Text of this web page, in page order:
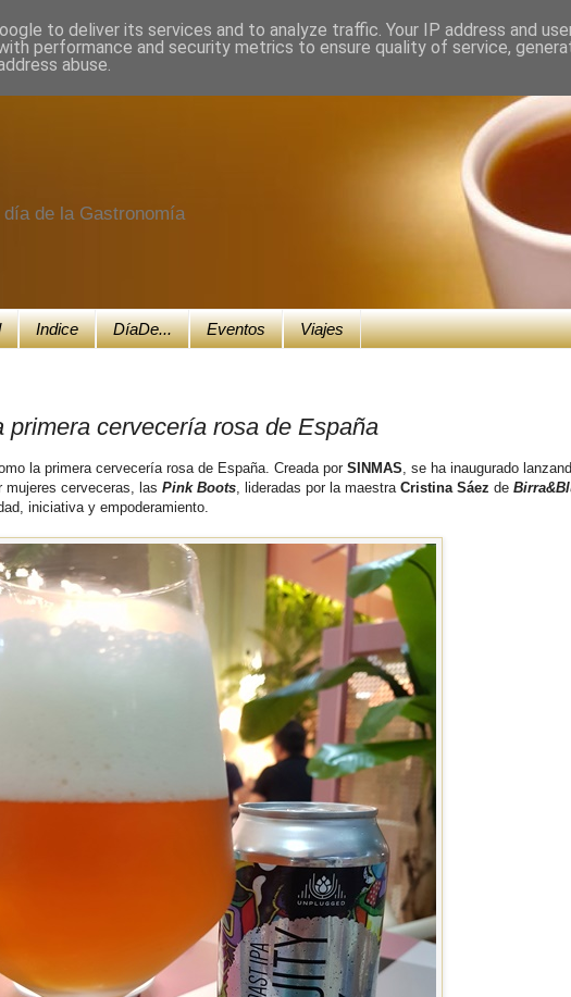
de la Gastronomía
Indice DíaDe... Eventos Viajes
cervecería rosa de España
la primera cervecería rosa de España. Creada por SINMAS , se ha inaugurado
mujeres cerveceras, las Pink Boots , lideradas por la maestra Cristina Sáez de
iniciativa y empoderamiento.
to deliver its services and to analyze traffic. Your IP address and
performance and security metrics to ensure quality of service,
abuse.